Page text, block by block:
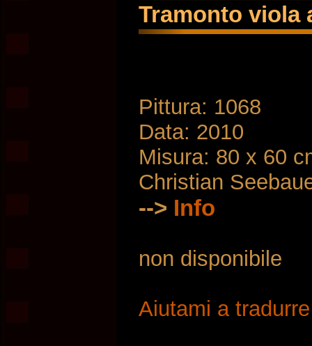
Tramonto viola
Pittura: 1068
Data: 2010
Misura: 80 x 60
Christian
--> Info
non disponibile
Aiutami a